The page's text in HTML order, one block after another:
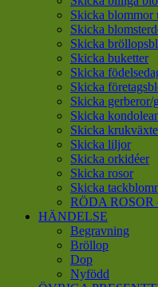
Skicka blommor
Skicka
Skicka
Skicka buketter
Skicka
Skicka
Skicka gerberor/
Skicka
Skicka
Skicka liljor
Skicka orkidéer
Skicka rosor
Skicka
RÖDA ROSOR
HÄNDELSE
Begravning
Bröllop
Dop
Nyfödd